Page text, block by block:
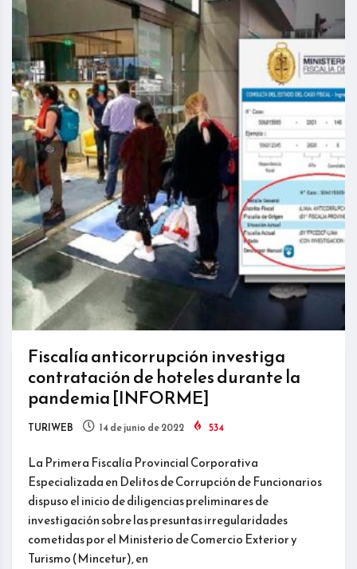
Fiscalía anticorrupción investiga
contratación de hoteles durante la
pandemia [INFORME]
TURIWEB 14 de junio de 2022 534
La Primera Fiscalía Provincial Corporativa
Especializada en Delitos de Corrupción de Funcionarios
dispuso el inicio de diligencias preliminares de
investigación sobre las presuntas irregularidades
cometidas por el Ministerio de Comercio Exterior y
Turismo (Mincetur), en